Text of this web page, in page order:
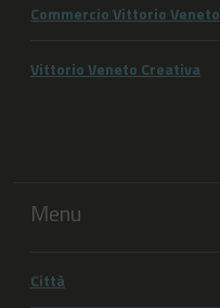
Commercio Vittorio Veneto
Vittorio Veneto Creativa
Menu
Città